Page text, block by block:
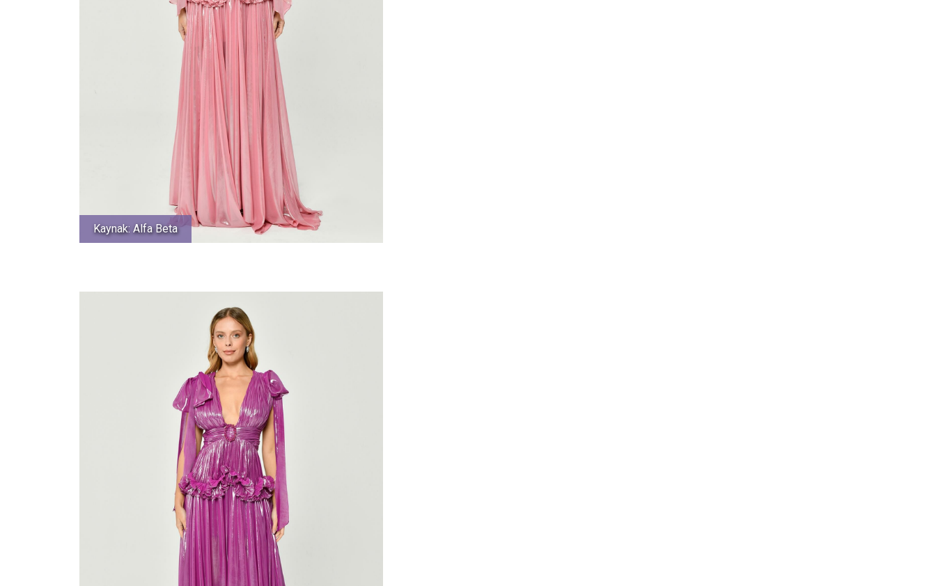
Kaynak: Alfa Beta